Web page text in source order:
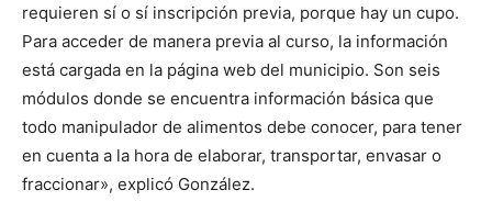
requieren sí o sí inscripción previa, porque hay un cupo.
Para acceder de manera previa al curso, la información
está cargada en la página web del municipio. Son seis
módulos donde se encuentra información básica que
todo manipulador de alimentos debe conocer, para tener
en cuenta a la hora de elaborar, transportar, envasar o
fraccionar», explicó González.